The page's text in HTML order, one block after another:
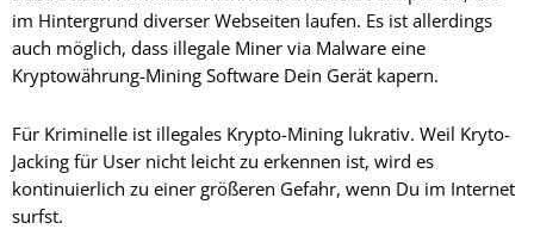
im Hintergrund diverser Webseiten laufen. Es ist allerdings
auch möglich, dass illegale Miner via Malware eine
Kryptowährung-Mining Software Dein Gerät kapern.
Für Kriminelle ist illegales Krypto-Mining lukrativ. Weil Kryto-
Jacking für User nicht leicht zu erkennen ist, wird es
kontinuierlich zu einer größeren Gefahr, wenn Du im Internet
surfst.